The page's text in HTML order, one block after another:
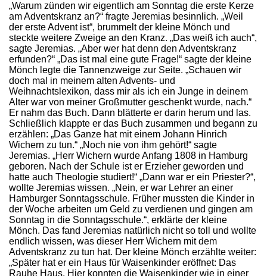
„Warum zünden wir eigentlich am Sonntag die erste Kerze
am Adventskranz an?“ fragte Jeremias besinnlich. „Weil
der erste Advent ist“, brummelt der kleine Mönch und
steckte weitere Zweige an den Kranz. „Das weiß ich auch“,
sagte Jeremias. „Aber wer hat denn den Adventskranz
erfunden?“ „Das ist mal eine gute Frage!“ sagte der kleine
Mönch legte die Tannenzweige zur Seite. „Schauen wir
doch mal in meinem alten Advents- und
Weihnachtslexikon, dass mir als ich ein Junge in deinem
Alter war von meiner Großmutter geschenkt wurde, nach.“
Er nahm das Buch. Dann blätterte er darin herum und las.
Schließlich klappte er das Buch zusammen und begann zu
erzählen: „Das Ganze hat mit einem Johann Hinrich
Wichern zu tun.“ „Noch nie von ihm gehört!“ sagte
Jeremias. „Herr Wichern wurde Anfang 1808 in Hamburg
geboren. Nach der Schule ist er Erzieher geworden und
hatte auch Theologie studiert!“ „Dann war er ein Priester?“,
wollte Jeremias wissen. „Nein, er war Lehrer an einer
Hamburger Sonntagsschule. Früher mussten die Kinder in
der Woche arbeiten um Geld zu verdienen und gingen am
Sonntag in die Sonntagsschule.“, erklärte der kleine
Mönch. Das fand Jeremias natürlich nicht so toll und wollte
endlich wissen, was dieser Herr Wichern mit dem
Adventskranz zu tun hat. Der kleine Mönch erzählte weiter:
„Später hat er ein Haus für Waisenkinder eröffnet: Das
Rauhe Haus. Hier konnten die Waisenkinder wie in einer